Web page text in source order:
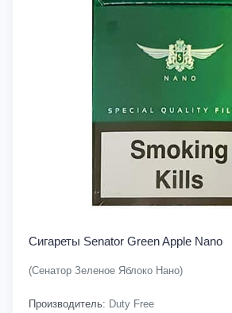
Сигареты Senator Green Apple Nano
(Сенатор Зеленое Яблоко Нано)
Производитель: Duty Free